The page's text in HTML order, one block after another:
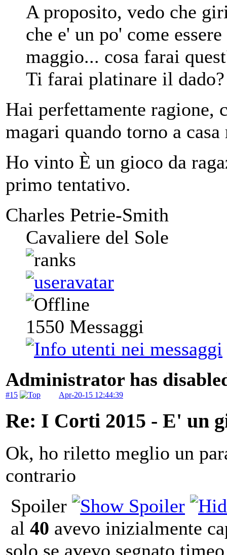
A proposito, vedo che
che e' un po' come
maggio... cosa farai
Ti farai platinare il
Hai perfettamente ragione,
magari quando torno a
Ho vinto È un gioco da
primo tentativo.
Charles Petrie-Smith
Cavaliere del Sole
1550 Messaggi
Administrator has
#15 Apr-20-15 12:44:39
Re: I Corti 2015 - E' un
Ok, ho riletto meglio un
contrario
Spoiler
al 40 avevo inizialmente
solo se avevo segnato